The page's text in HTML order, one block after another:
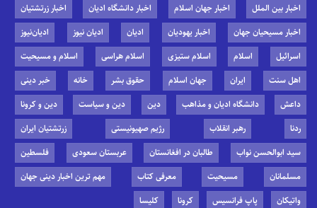
اخبار بین الملل
اخبار جهان اسلام اخبار دانشگاه ادیان
اخبار زرتشتیان
اخبار مسیحیان جهان
اخبار یهودیان ادیان ادیان نیوز
ادیان‌نیوز
اسرائیل
اسلام اسلام ستیزی اسلام هراسی
اسلام و مسیحیت
اهل سنت
ایران جهان اسلام حقوق بشر خانه
خبر دینی
داعش
دانشگاه ادیان و مذاهب دین دین و سیاست
دین و کرونا
ردنا
رهبر انقلاب رژیم صهیونیستی
زرتشتیان ایران
سید ابوالحسن نواب
طالبان در افغانستان عربستان سعودی
فلسطین
مسلمانان
مسیحیت معرفی کتاب
مهم ترین اخبار دینی جهان
واتیکان
پاپ فرانسیس کرونا کلیسا